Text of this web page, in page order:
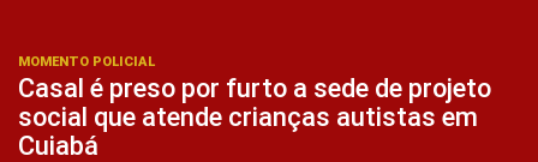
MOMENTO POLICIAL
Casal é preso por furto a sede de projeto
social que atende crianças autistas em
Cuiabá